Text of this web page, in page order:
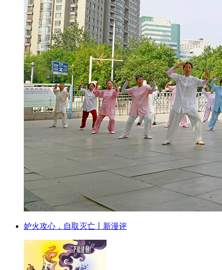
妒火攻心，自取灭亡丨新漫评